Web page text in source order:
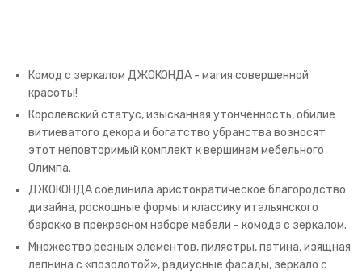
Комод с зеркалом ДЖОКОНДА - магия совершенной
красоты!
Королевский статус, изысканная утончённость, обилие
витиеватого декора и богатство убранства возносят
этот неповторимый комплект к вершинам мебельного
Олимпа.
ДЖОКОНДА соединила аристократическое благородство
дизайна, роскошные формы и классику итальянского
барокко в прекрасном наборе мебели - комода с зеркалом.
Множество резных элементов, пилястры, патина, изящная
лепнина с «позолотой», радиусные фасады, зеркало с